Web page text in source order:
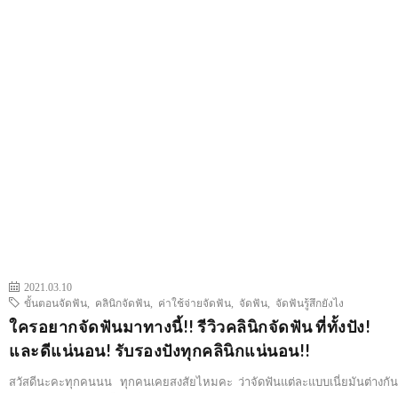
2021.03.10
ขั้นตอนจัดฟัน
คลินิกจัดฟัน ค่าใช้จ่ายจัดฟัน จัดฟัน จัดฟันรู้สึกยังไง
ใครอยากจัดฟันมาทางนี้!! รีวิวคลินิกจัดฟัน ที่ทั้งปัง!
และดีแน่นอน! รับรองปังทุกคลินิกแน่นอน!!
สวัสดีนะคะทุกคนนน ทุกคนเคยสงสัยไหมคะ ว่าจัดฟันแต่ละแบบเนี่ยมันต่างกัน